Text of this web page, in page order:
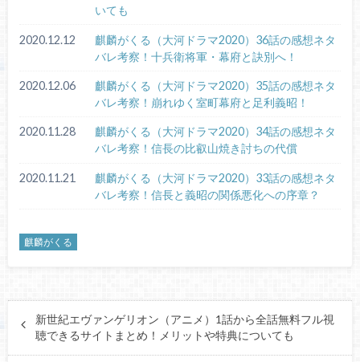
いても
2020.12.12
麒麟がくる（大河ドラマ2020）36話の感想ネタ
バレ考察！十兵衛将軍・幕府と訣別へ！
2020.12.06
麒麟がくる（大河ドラマ2020）35話の感想ネタ
バレ考察！崩れゆく室町幕府と足利義昭！
2020.11.28
麒麟がくる（大河ドラマ2020）34話の感想ネタ
バレ考察！信長の比叡山焼き討ちの代償
2020.11.21
麒麟がくる（大河ドラマ2020）33話の感想ネタ
バレ考察！信長と義昭の関係悪化への序章？
麒麟がくる
新世紀エヴァンゲリオン（アニメ）1話から全話無料フル視
聴できるサイトまとめ！メリットや特典についても